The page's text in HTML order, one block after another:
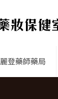
麗登藥師藥局